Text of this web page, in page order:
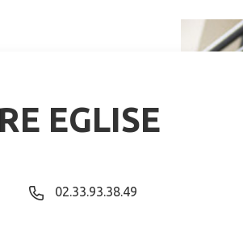
EGLISE
02.33.93.38.49